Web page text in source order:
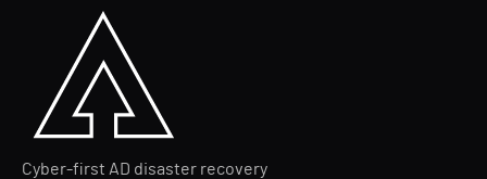
Cyber-first AD disaster recovery